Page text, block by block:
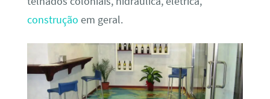
construção em geral.